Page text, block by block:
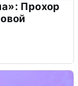
Прохор